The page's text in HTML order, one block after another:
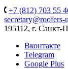
+7 (812) 703 55
secretary@roofers-
195112, г. Санкт-
Вконтакте
Telegram
Google Plus